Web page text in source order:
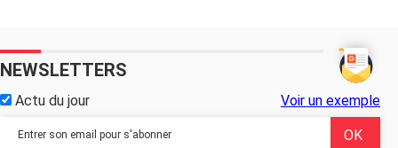
NEWSLETTERS
Actu du jour Voir un exemple